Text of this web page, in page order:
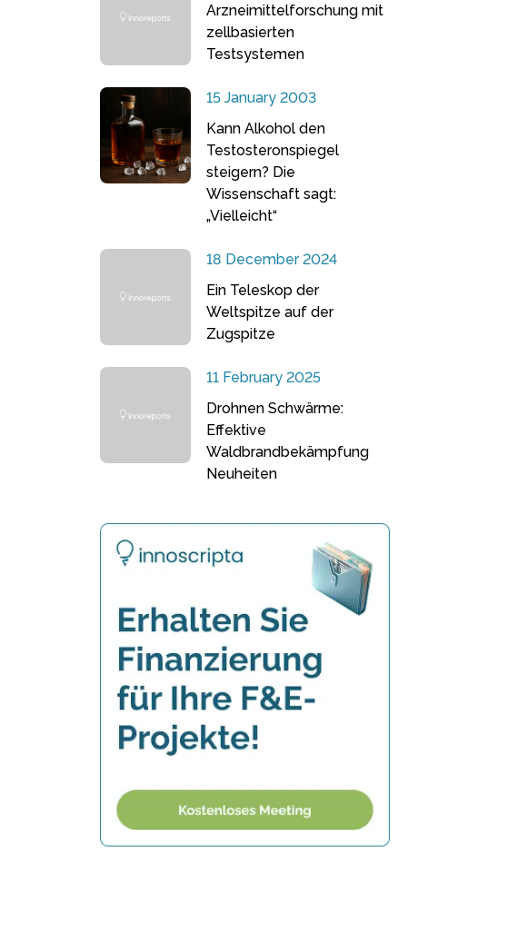
Arzneimittelforschung mit
zellbasierten
Testsystemen
15 January 2003
Kann Alkohol den
Testosteronspiegel
steigern? Die
Wissenschaft sagt:
„Vielleicht“
18 December 2024
Ein Teleskop der
Weltspitze auf der
Zugspitze
11 February 2025
Drohnen Schwärme:
Effektive
Waldbrandbekämpfung
Neuheiten